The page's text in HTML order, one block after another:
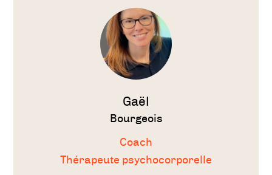
Gaël
Bourgeois
Coach
Thérapeute psychocorporelle